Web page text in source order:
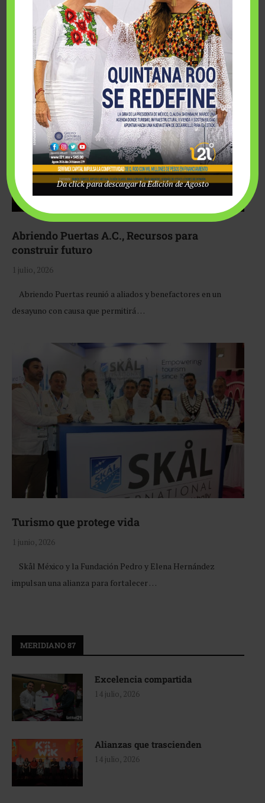
Fairmont Mayakoba y Make-A-Wish México unieron
esfuerzos para hacer realidad el deseo de una …
Abriendo Puertas A.C., Recursos para
construir futuro
1 julio, 2026
Abriendo Puertas reunió a aliados y benefactores en un
desayuno con causa que permitirá …
Turismo que protege vida
1 junio, 2026
Skål México y la Fundación Pedro y Elena Hernández
impulsan una alianza para fortalecer …
MERIDIANO 87
Excelencia compartida
14 julio, 2026
Alianzas que trascienden
14 julio, 2026
Da click para descargar la Edición de Agosto